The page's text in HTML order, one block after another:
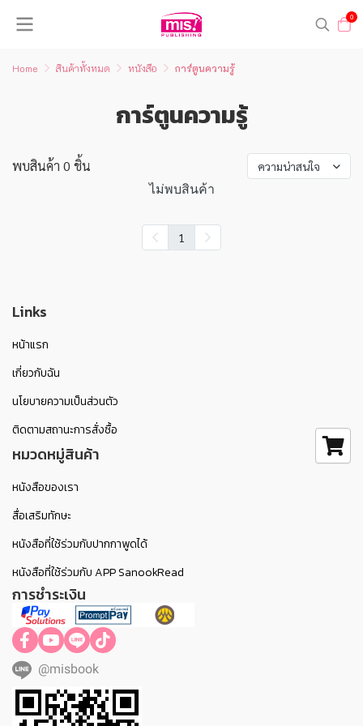
0
Home สินค้าทั้งหมด หนังสือ การ์ตูนความรู้
การ์ตูนความรู้
พบสินค้า 0 ชิ้น ความน่าสนใจ
ไม่พบสินค้า
1
Links
หน้าแรก
เกี่ยวกับฉัน
นโยบายความเป็นส่วนตัว
ติดตามสถานะการสั่งซื้อ
หมวดหมู่สินค้า
หนังสือของเรา
สื่อเสริมทักษะ
หนังสือที่ใช้ร่วมกับปากกาพูดได้
หนังสือที่ใช้ร่วมกับ APP SanookRead
การชำระเงิน
@misbook